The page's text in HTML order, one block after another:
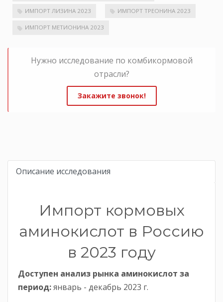
ИМПОРТ ЛИЗИНА 2023 ИМПОРТ ТРЕОНИНА 2023
ИМПОРТ МЕТИОНИНА 2023
Нужно исследование по комбикормовой
отрасли?
Закажите звонок!
Описание исследования
Импорт кормовых
аминокислот в Россию
в 2023 году
Доступен анализ рынка аминокислот за
период:январь - декабрь 2023 г.